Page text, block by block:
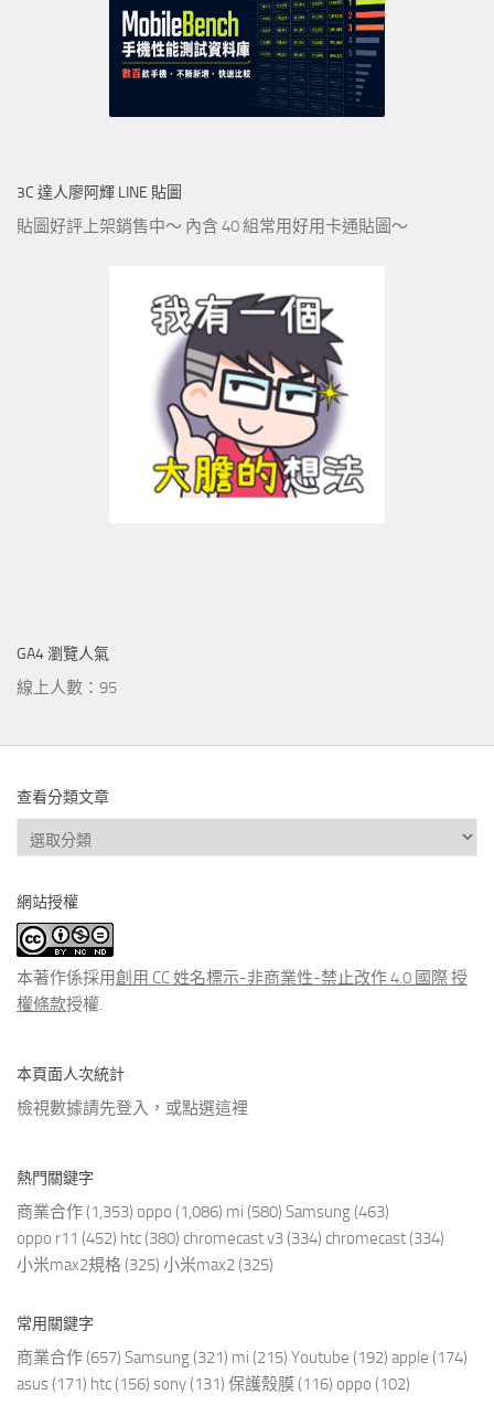
3C 達人廖阿輝 LINE 貼圖
貼圖好評上架銷售中～ 內含 40 組常用好用卡通貼圖～
GA4 瀏覽人氣
線上人數：95
查看分類文章
查
看
類
文
章
網站授權
本著作係採用創用 CC 姓名標示-非商業性-禁止改作 4.0 國際 授
權條款授權.
本頁面人次統計
檢視數據請先登入，或點選這裡
熱門關鍵字
商業合作 (1,353) oppo (1,086) mi (580) Samsung (463)
oppo r11 (452) htc (380) chromecast v3 (334) chromecast (334)
小米max2規格 (325) 小米max2 (325)
常用關鍵字
商業合作 (657) Samsung (321) mi (215) Youtube (192) apple (174)
asus (171) htc (156) sony (131) 保護殼膜 (116) oppo (102)